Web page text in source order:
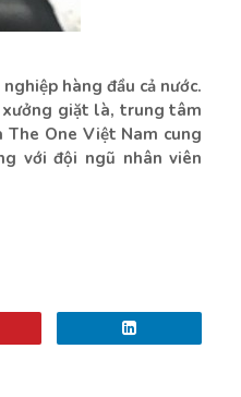
hàng đầu cả nước.
xưởng giặt là, trung tâm
The One Việt Nam cung
với đội ngũ nhân viên